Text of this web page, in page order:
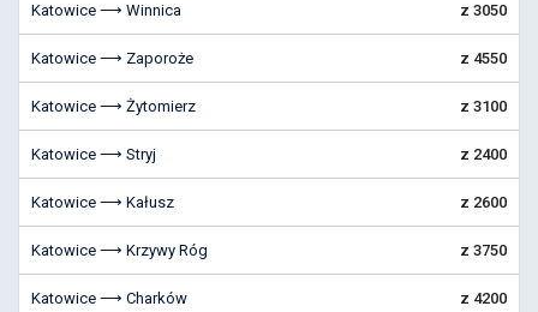
Katowice ⟶ Winnica z 3050
Katowice ⟶ Zaporoże z 4550
Katowice ⟶ Żytomierz z 3100
Katowice ⟶ Stryj z 2400
Katowice ⟶ Kałusz z 2600
Katowice ⟶ Krzywy Róg z 3750
Katowice ⟶ Charków z 4200